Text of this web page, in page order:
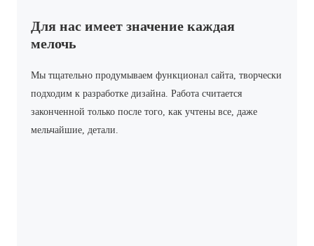
Для нас имеет значение каждая
мелочь
Мы тщательно продумываем функционал сайта, творчески
подходим к разработке дизайна. Работа считается
законченной только после того, как учтены все, даже
мельчайшие, детали.